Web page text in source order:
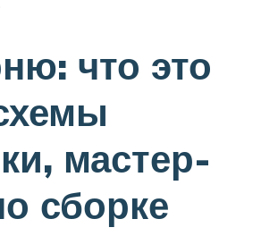
что это
мастер-
сборке